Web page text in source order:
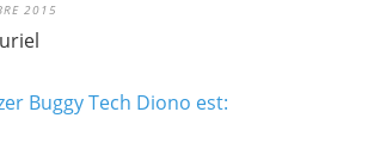
2015